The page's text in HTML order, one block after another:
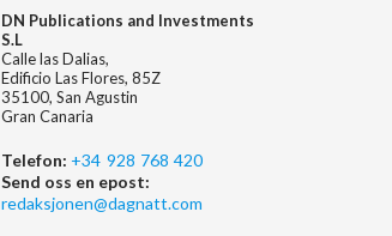
DN Publications and Investments
S.L
Calle las Dalias,
Edificio Las Flores, 85Z
35100, San Agustin
Gran Canaria
Telefon: +34 928 768 420
Send oss en epost:
redaksjonen@dagnatt.com